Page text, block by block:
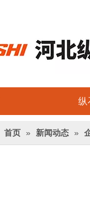
纵
首页 » 新闻动态 »